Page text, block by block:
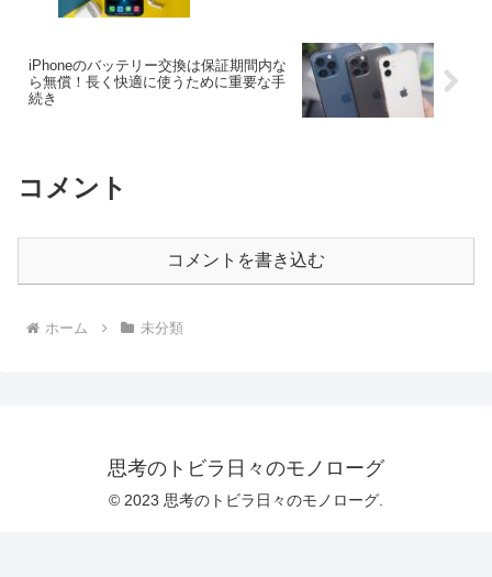
iPhoneのバッテリー交換は保証期間内な
ら無償！長く快適に使うために重要な手
続き
コメント
コメントを書き込む
ホーム 未分類
思考のトビラ日々のモノローグ
© 2023 思考のトビラ日々のモノローグ.